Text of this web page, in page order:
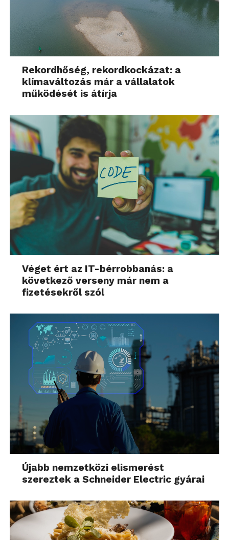
Rekordhőség, rekordkockázat: a
klímaváltozás már a vállalatok
működését is átírja
Véget ért az IT-bérrobbanás: a
következő verseny már nem a
fizetésekről szól
Újabb nemzetközi elismerést
szereztek a Schneider Electric gyárai